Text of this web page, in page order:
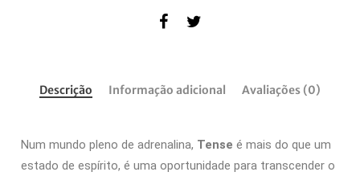
Descrição Informação adicional Avaliações (0)
Num mundo pleno de adrenalina, Tense é mais do que um
estado de espírito, é uma oportunidade para transcender o